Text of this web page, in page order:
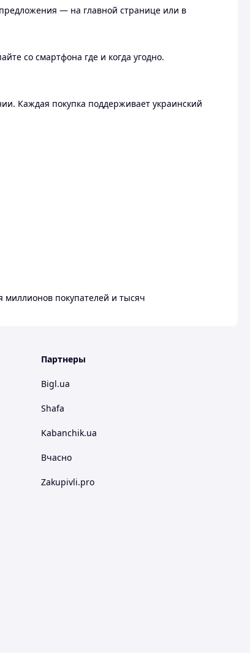
— на главной странице или в
со смартфона где и когда угодно.
Каждая покупка поддерживает украинский
покупателей и тысяч
Партнеры
Bigl.ua
Shafa
Kabanchik.ua
Вчасно
Zakupivli.pro